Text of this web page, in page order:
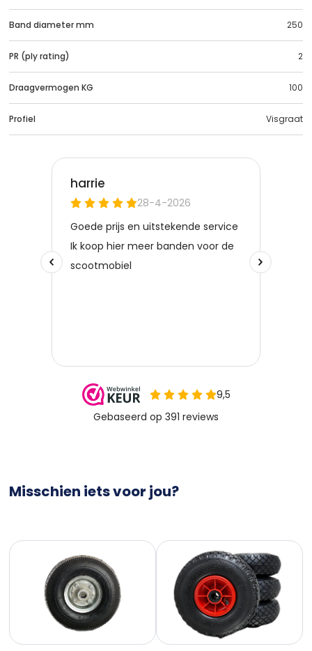
Band diameter mm 250
PR (ply rating) 2
Draagvermogen KG 100
Profiel Visgraat
Misschien iets voor jou?